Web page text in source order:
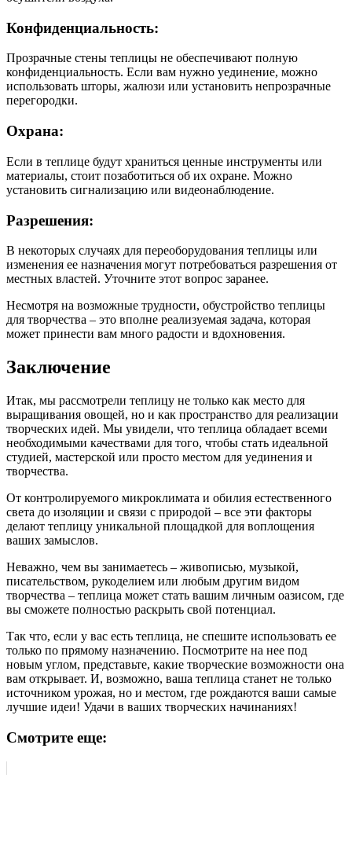
Конфиденциальность:
Прозрачные стены теплицы не обеспечивают полную
конфиденциальность. Если вам нужно уединение, можно
использовать шторы, жалюзи или установить непрозрачные
перегородки.
Охрана:
Если в теплице будут храниться ценные инструменты или
материалы, стоит позаботиться об их охране. Можно
установить сигнализацию или видеонаблюдение.
Разрешения:
В некоторых случаях для переоборудования теплицы или
изменения ее назначения могут потребоваться разрешения от
местных властей. Уточните этот вопрос заранее.
Несмотря на возможные трудности, обустройство теплицы
для творчества – это вполне реализуемая задача, которая
может принести вам много радости и вдохновения.
Заключение
Итак, мы рассмотрели теплицу не только как место для
выращивания овощей, но и как пространство для реализации
творческих идей. Мы увидели, что теплица обладает всеми
необходимыми качествами для того, чтобы стать идеальной
студией, мастерской или просто местом для уединения и
творчества.
От контролируемого микроклимата и обилия естественного
света до изоляции и связи с природой – все эти факторы
делают теплицу уникальной площадкой для воплощения
ваших замыслов.
Неважно, чем вы занимаетесь – живописью, музыкой,
писательством, рукоделием или любым другим видом
творчества – теплица может стать вашим личным оазисом, где
вы сможете полностью раскрыть свой потенциал.
Так что, если у вас есть теплица, не спешите использовать ее
только по прямому назначению. Посмотрите на нее под
новым углом, представьте, какие творческие возможности она
вам открывает. И, возможно, ваша теплица станет не только
источником урожая, но и местом, где рождаются ваши самые
лучшие идеи! Удачи в ваших творческих начинаниях!
Смотрите еще: